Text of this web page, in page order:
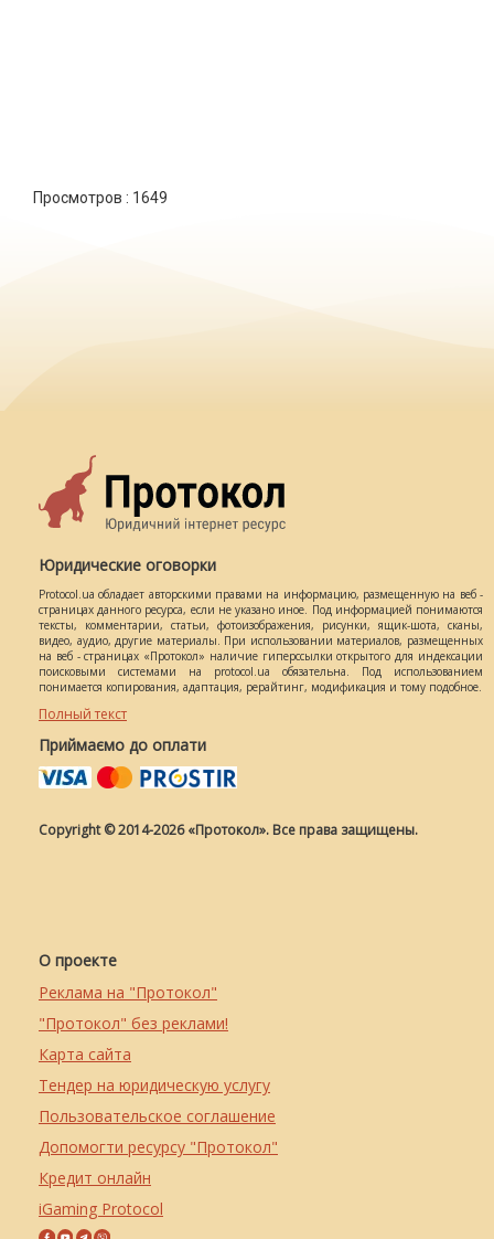
Просмотров : 1649
Юридические оговорки
Protocol.ua обладает авторскими правами на информацию, размещенную на веб -
страницах данного ресурса, если не указано иное. Под информацией понимаются
тексты, комментарии, статьи, фотоизображения, рисунки, ящик-шота, сканы,
видео, аудио, другие материалы. При использовании материалов, размещенных
на веб - страницах «Протокол» наличие гиперссылки открытого для индексации
поисковыми системами на protocol.ua обязательна. Под использованием
понимается копирования, адаптация, рерайтинг, модификация и тому подобное.
Полный текст
Приймаємо до оплати
Copyright © 2014-2026 «Протокол». Все права защищены.
О проекте
Реклама на "Протокол"
"Протокол" без реклами!
Карта сайта
Тендер на юридическую услугу
Пользовательское соглашение
Допомогти ресурсу "Протокол"
Кредит онлайн
iGaming Protocol